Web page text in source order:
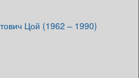
Цой (1962 – 1990)